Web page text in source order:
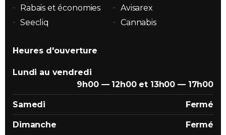
Rabais et économies
Avisarex
Seecliq
Cannabis
Heures d'ouverture
Lundi au vendredi
9h00 — 12h00 et 13h00 — 17h00
Samedi Fermé
Dimanche Fermé